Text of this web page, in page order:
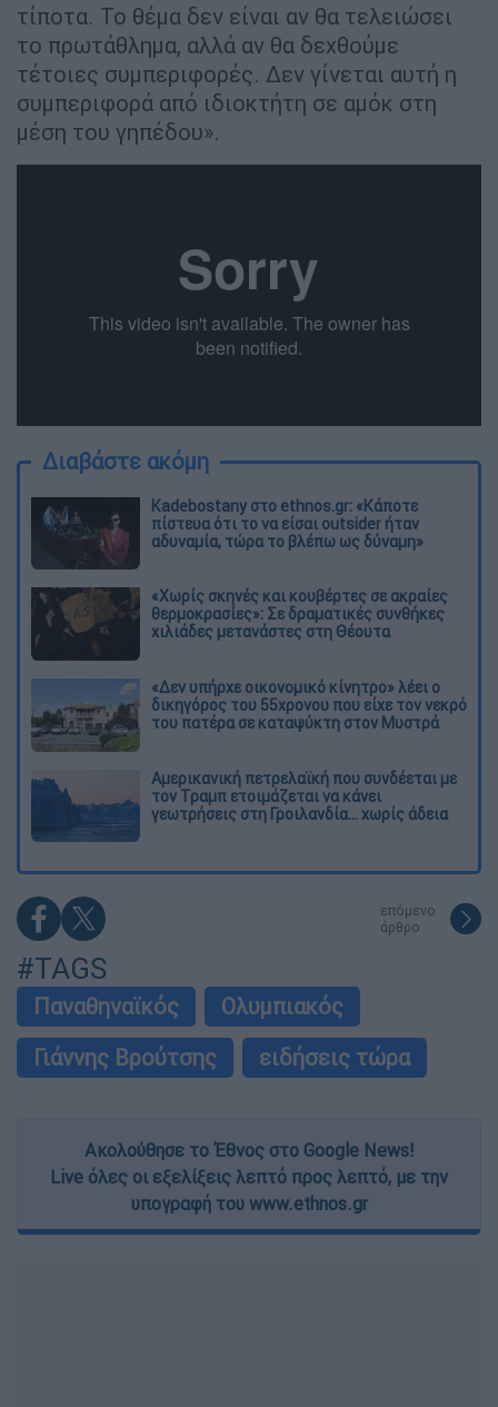
τίποτα. Το θέμα δεν είναι αν θα τελειώσει
το πρωτάθλημα, αλλά αν θα δεχθούμε
τέτοιες συμπεριφορές. Δεν γίνεται αυτή η
συμπεριφορά από ιδιοκτήτη σε αμόκ στη
μέση του γηπέδου».
Διαβάστε ακόμη
Kadebostany στο ethnos.gr: «Κάποτε
πίστευα ότι το να είσαι outsider ήταν
αδυναμία, τώρα το βλέπω ως δύναμη»
«Χωρίς σκηνές και κουβέρτες σε ακραίες
θερμοκρασίες»: Σε δραματικές συνθήκες
χιλιάδες μετανάστες στη Θέουτα
«Δεν υπήρχε οικονομικό κίνητρο» λέει ο
δικηγόρος του 55χρονου που είχε τον νεκρό
του πατέρα σε καταψύκτη στον Μυστρά
Αμερικανική πετρελαϊκή που συνδέεται με
τον Τραμπ ετοιμάζεται να κάνει
γεωτρήσεις στη Γροιλανδία... χωρίς άδεια
επόμενο
άρθρο
#TAGS
Παναθηναϊκός
Ολυμπιακός
Γιάννης Βρούτσης
ειδήσεις τώρα
Ακολούθησε το Έθνος στο Google News!
Live όλες οι εξελίξεις λεπτό προς λεπτό, με την
υπογραφή του www.ethnos.gr